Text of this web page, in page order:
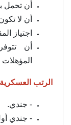
أن تحمل
أن لا
اجتياز
أن
المؤهلات
الرتب
- جندي.
- جندي